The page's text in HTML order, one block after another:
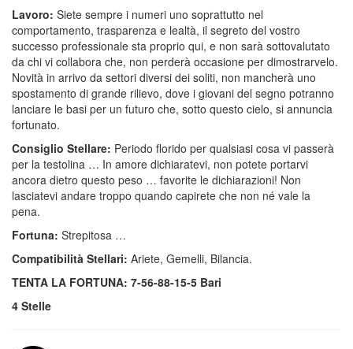
Lavoro: Siete sempre i numeri uno soprattutto nel
comportamento, trasparenza e lealtà, il segreto del vostro
successo professionale sta proprio qui, e non sarà sottovalutato
da chi vi collabora che, non perderà occasione per dimostrarvelo.
Novità in arrivo da settori diversi dei soliti, non mancherà uno
spostamento di grande rilievo, dove i giovani del segno potranno
lanciare le basi per un futuro che, sotto questo cielo, si annuncia
fortunato.
Consiglio Stellare: Periodo florido per qualsiasi cosa vi passerà
per la testolina … In amore dichiaratevi, non potete portarvi
ancora dietro questo peso … favorite le dichiarazioni! Non
lasciatevi andare troppo quando capirete che non né vale la
pena.
Fortuna: Strepitosa …
Compatibilità Stellari: Ariete, Gemelli, Bilancia.
TENTA LA FORTUNA: 7-56-88-15-5 Bari
4 Stelle